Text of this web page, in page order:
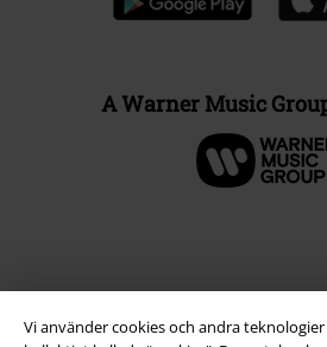
Vi använder cookies och andra
A Warner Music